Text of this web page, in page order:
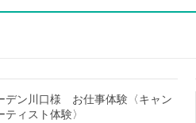
デン川口様 お仕事体験〈キャン
ティスト体験〉